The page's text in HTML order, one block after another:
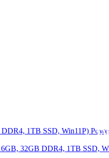
1TB SSD, Win11P)
32GB DDR4, 1TB SSD,